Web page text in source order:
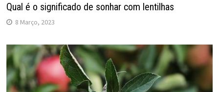
Qual é o significado de sonhar com lentilhas
8 Março, 2023